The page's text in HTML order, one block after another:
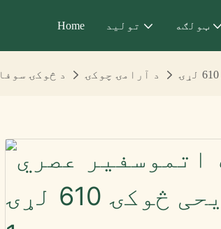
Home تولید ټولګه
د څوکۍ سوفا د آرامۍ چوکۍ